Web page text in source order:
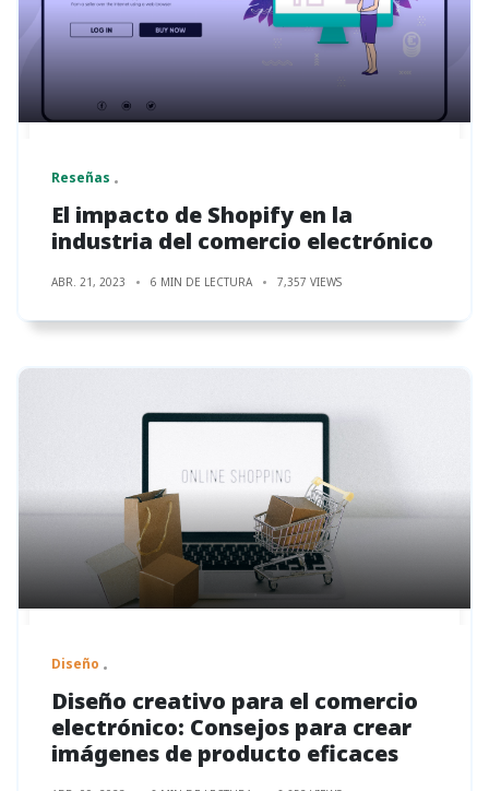
Reseñas
El impacto de Shopify en la
industria del comercio electrónico
ABR. 21, 2023 6 MIN DE LECTURA 7,357 VIEWS
Diseño
Diseño creativo para el comercio
electrónico: Consejos para crear
imágenes de producto eficaces